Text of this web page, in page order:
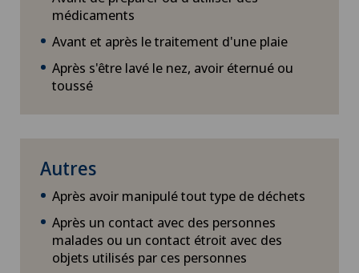
médicaments
Avant et après le traitement d'une plaie
Après s'être lavé le nez, avoir éternué ou
toussé
Autres
Après avoir manipulé tout type de déchets
Après un contact avec des personnes
malades ou un contact étroit avec des
objets utilisés par ces personnes